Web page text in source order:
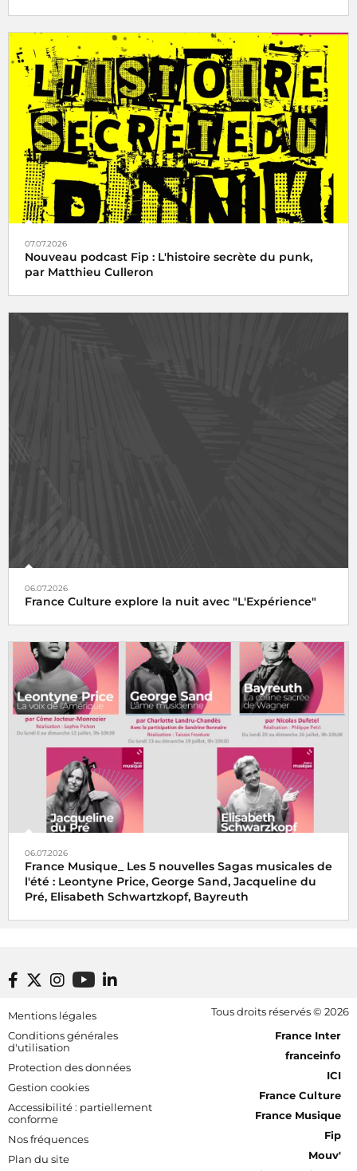
07.07.2026
Nouveau podcast Fip : L'histoire secrète du punk,
par Matthieu Culleron
06.07.2026
France Culture explore la nuit avec "L'Expérience"
06.07.2026
France Musique_ Les 5 nouvelles Sagas musicales de
l'été : Leontyne Price, George Sand, Jacqueline du
Pré, Elisabeth Schwartzkopf, Bayreuth
Footer bottom
Mentions légales
Conditions générales
d'utilisation
Protection des données
Gestion cookies
Accessibilité : partiellement
conforme
Nos fréquences
Plan du site
Tous droits réservés © 2026
[RDF] Pied de page - Mobile
France Inter
franceinfo
ICI
France Culture
France Musique
Fip
Mouv'